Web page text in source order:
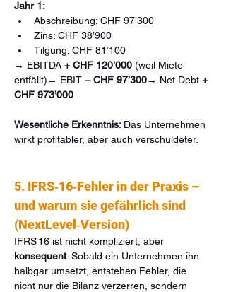
Jahr 1:
Abschreibung: CHF 97’300
Zins: CHF 38’900
Tilgung: CHF 81’100
→ EBITDA + CHF 120’000 (weil Miete
entfällt)→ EBIT – CHF 97’300→ Net Debt +
CHF 973’000
Wesentliche Erkenntnis: Das Unternehmen
wirkt profitabler, aber auch verschuldeter.
5. IFRS‑16‑Fehler in der Praxis –
und warum sie gefährlich sind
(NextLevel‑Version)
IFRS 16 ist nicht kompliziert, aber
konsequent. Sobald ein Unternehmen ihn
halbgar umsetzt, entstehen Fehler, die
nicht nur die Bilanz verzerren, sondern